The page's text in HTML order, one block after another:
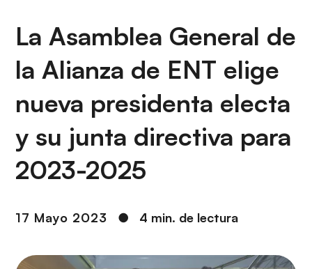
n
v
e
g
a
c
ó
n
La Asamblea General de
la Alianza de ENT elige
nueva presidenta electa
y su junta directiva para
2023-2025
17 Mayo 2023 ● 4 min. de lectura